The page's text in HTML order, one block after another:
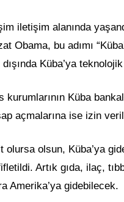
iletişim alanında
Obama, bu adımı
Küba’ya
kurumlarının Küba
açmalarına ise izin
olursa olsun, Küba’ya
Artık gıda, ilaç,
Amerika’ya gidebilecek.